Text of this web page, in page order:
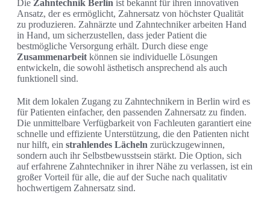
Die Zahntechnik Berlin ist bekannt für ihren innovativen
Ansatz, der es ermöglicht, Zahnersatz von höchster Qualität
zu produzieren. Zahnärzte und Zahntechniker arbeiten Hand
in Hand, um sicherzustellen, dass jeder Patient die
bestmögliche Versorgung erhält. Durch diese enge
Zusammenarbeit können sie individuelle Lösungen
entwickeln, die sowohl ästhetisch ansprechend als auch
funktionell sind.
Mit dem lokalen Zugang zu Zahntechnikern in Berlin wird es
für Patienten einfacher, den passenden Zahnersatz zu finden.
Die unmittelbare Verfügbarkeit von Fachleuten garantiert eine
schnelle und effiziente Unterstützung, die den Patienten nicht
nur hilft, ein strahlendes Lächeln zurückzugewinnen,
sondern auch ihr Selbstbewusstsein stärkt. Die Option, sich
auf erfahrene Zahntechniker in ihrer Nähe zu verlassen, ist ein
großer Vorteil für alle, die auf der Suche nach qualitativ
hochwertigem Zahnersatz sind.